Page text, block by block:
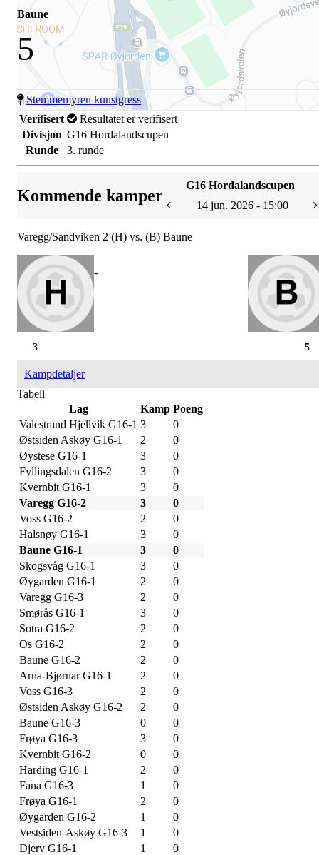
Baune
5
Stemmemyren kunstgress
Verifisert
Resultatet er verifisert
Divisjon G16 Hordalandscupen
Runde
3. runde
Kommende kamper
G16 Hordalandscupen
14 jun. 2026 - 15:00
Varegg/Sandviken 2 (H) vs. (B) Baune
-
5
3
Kampdetaljer
Tabell
Lag
Kamp Poeng
Valestrand Hjellvik G16-1 3
0
Østsiden Askøy G16-1
2
0
Øystese G16-1
3
0
Fyllingsdalen G16-2
3
0
Kvernbit G16-1
3
0
Varegg G16-2
3
0
Voss G16-2
2
0
Halsnøy G16-1
3
0
Baune G16-1
3
0
Skogsvåg G16-1
3
0
Øygarden G16-1
2
0
Varegg G16-3
2
0
Smørås G16-1
3
0
Sotra G16-2
2
0
Os G16-2
2
0
Baune G16-2
2
0
Arna-Bjørnar G16-1
2
0
Voss G16-3
2
0
Østsiden Askøy G16-2
2
0
Baune G16-3
0
0
Frøya G16-3
3
0
Kvernbit G16-2
0
0
Harding G16-1
2
0
Fana G16-3
1
0
Frøya G16-1
2
0
Øygarden G16-2
1
0
Vestsiden-Askøy G16-3
1
0
Djerv G16-1
1
0